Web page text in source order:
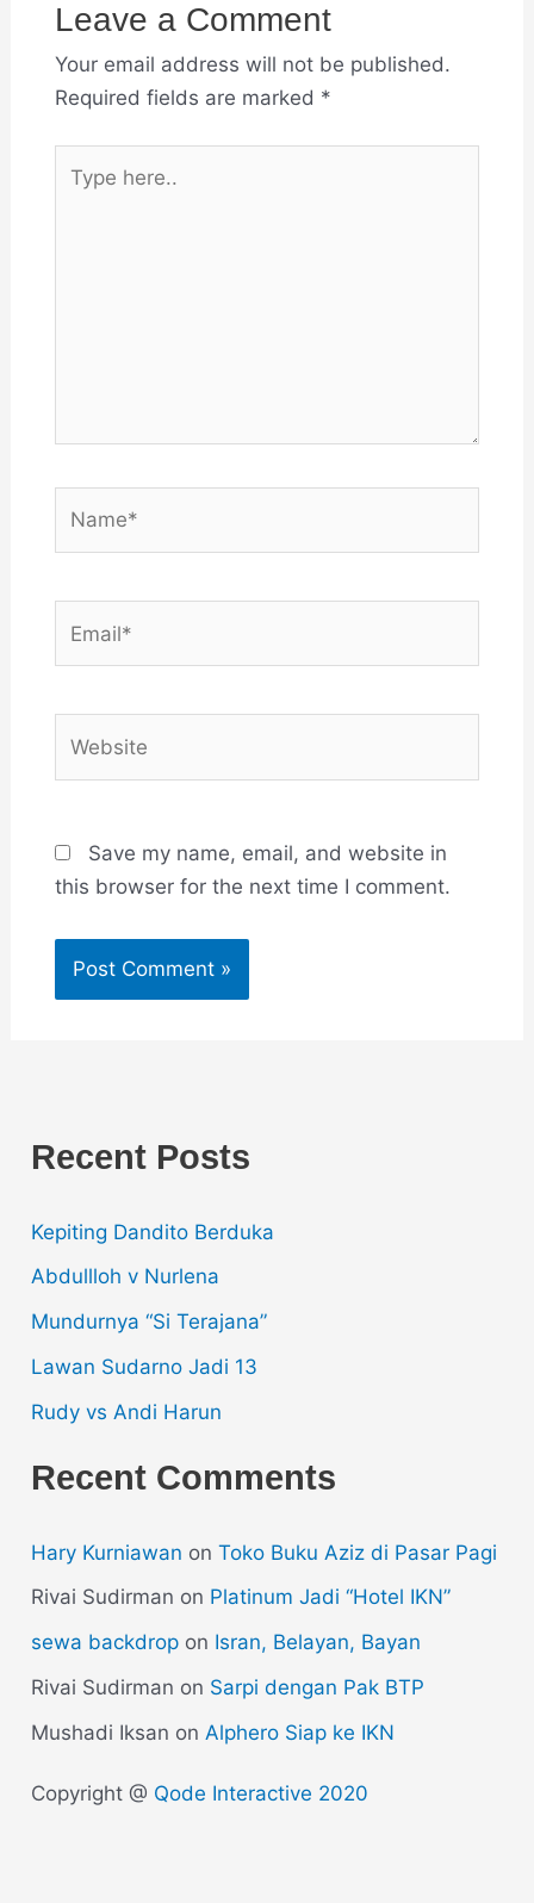
Leave a Comment
Your email address will not be published.
Required fields are marked *
here..
Save my name, email, and website in
this browser for the next time I comment.
Recent Posts
Kepiting Dandito Berduka
Abdullloh v Nurlena
Mundurnya “Si Terajana”
Lawan Sudarno Jadi 13
Rudy vs Andi Harun
Recent Comments
Hary Kurniawan onToko Buku Aziz di Pasar Pagi
Rivai Sudirman on Platinum Jadi “Hotel IKN”
sewa backdrop on Isran, Belayan, Bayan
Rivai Sudirman on Sarpi dengan Pak BTP
Mushadi Iksan on Alphero Siap ke IKN
Copyright @ Qode Interactive 2020